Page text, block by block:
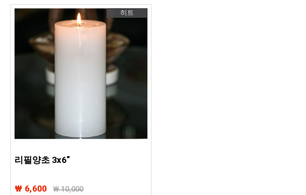
히트
리필양초 3x6"
₩ 6,600 ₩10,000